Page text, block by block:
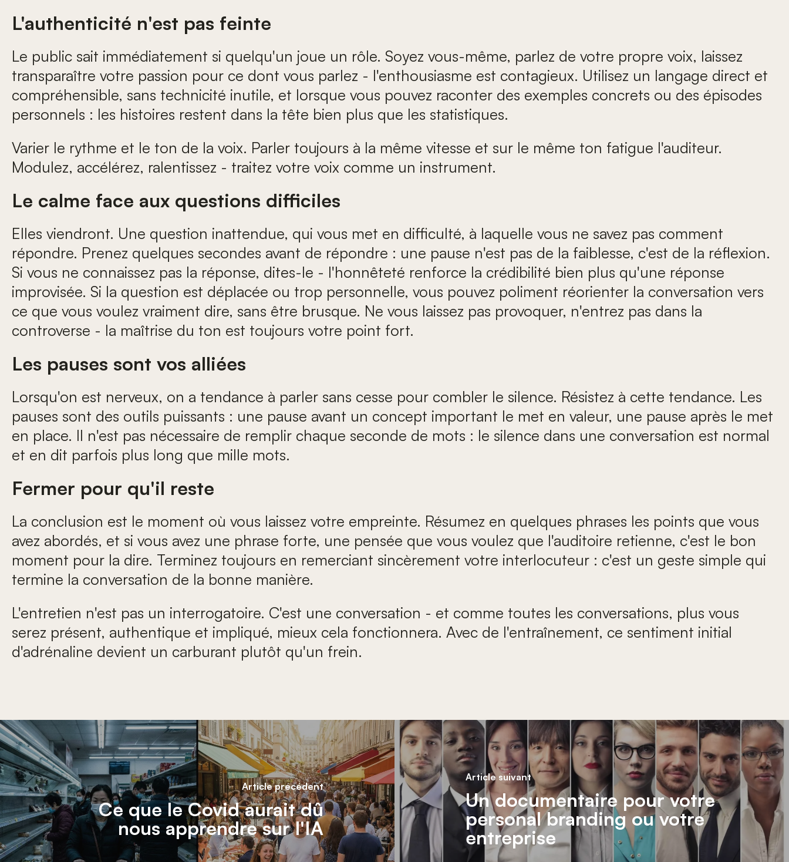
L'authenticité n'est pas feinte
Le public sait immédiatement si quelqu'un joue un rôle. Soyez vous-même, parlez de votre propre voix, laissez
transparaître votre passion pour ce dont vous parlez - l'enthousiasme est contagieux. Utilisez un langage direct et
compréhensible, sans technicité inutile, et lorsque vous pouvez raconter des exemples concrets ou des épisodes
personnels : les histoires restent dans la tête bien plus que les statistiques.
Varier le rythme et le ton de la voix. Parler toujours à la même vitesse et sur le même ton fatigue l'auditeur.
Modulez, accélérez, ralentissez - traitez votre voix comme un instrument.
Le calme face aux questions difficiles
Elles viendront. Une question inattendue, qui vous met en difficulté, à laquelle vous ne savez pas comment
répondre. Prenez quelques secondes avant de répondre : une pause n'est pas de la faiblesse, c'est de la réflexion.
Si vous ne connaissez pas la réponse, dites-le - l'honnêteté renforce la crédibilité bien plus qu'une réponse
improvisée. Si la question est déplacée ou trop personnelle, vous pouvez poliment réorienter la conversation vers
ce que vous voulez vraiment dire, sans être brusque. Ne vous laissez pas provoquer, n'entrez pas dans la
controverse - la maîtrise du ton est toujours votre point fort.
Les pauses sont vos alliées
Lorsqu'on est nerveux, on a tendance à parler sans cesse pour combler le silence. Résistez à cette tendance. Les
pauses sont des outils puissants : une pause avant un concept important le met en valeur, une pause après le met
en place. Il n'est pas nécessaire de remplir chaque seconde de mots : le silence dans une conversation est normal
et en dit parfois plus long que mille mots.
Fermer pour qu'il reste
La conclusion est le moment où vous laissez votre empreinte. Résumez en quelques phrases les points que vous
avez abordés, et si vous avez une phrase forte, une pensée que vous voulez que l'auditoire retienne, c'est le bon
moment pour la dire. Terminez toujours en remerciant sincèrement votre interlocuteur : c'est un geste simple qui
termine la conversation de la bonne manière.
L'entretien n'est pas un interrogatoire. C'est une conversation - et comme toutes les conversations, plus vous
serez présent, authentique et impliqué, mieux cela fonctionnera. Avec de l'entraînement, ce sentiment initial
d'adrénaline devient un carburant plutôt qu'un frein.
Article précédent
Ce que le Covid aurait dû
nous apprendre sur l'IA
Article suivant
Un documentaire pour votre
personal branding ou votre
entreprise